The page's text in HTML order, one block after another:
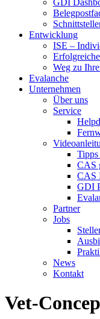
GDI
Entwicklung
ISE –
Weg zu
Evalanche
Unternehmen
Über uns
Service
CAS
CAS
GDI
Partner
Jobs
News
Kontakt
Vet-